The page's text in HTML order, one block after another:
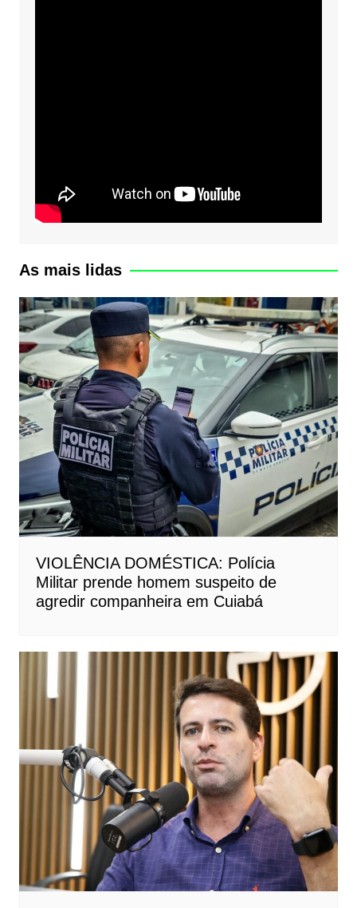
As mais lidas
VIOLÊNCIA DOMÉSTICA: Polícia
Militar prende homem suspeito de
agredir companheira em Cuiabá